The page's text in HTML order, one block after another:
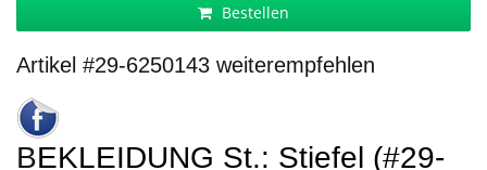
Bestellen
Artikel #29-6250143 weiterempfehlen
BEKLEIDUNG St.: Stiefel (#29-